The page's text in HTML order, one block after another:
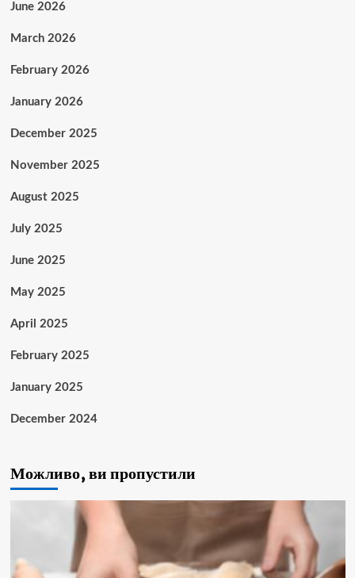
June 2026
March 2026
February 2026
January 2026
December 2025
November 2025
August 2025
July 2025
June 2025
May 2025
April 2025
February 2025
January 2025
December 2024
Можливо, ви пропустили